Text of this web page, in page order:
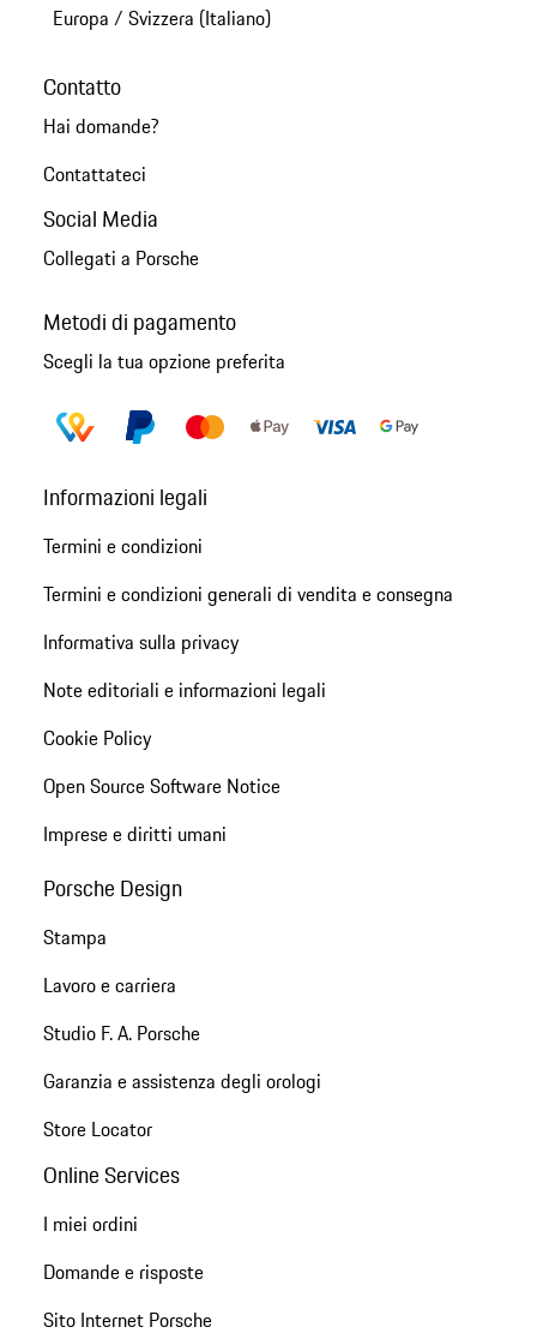
Europa / Svizzera (Italiano)
Contatto
Hai domande?
Contattateci
Social Media
Collegati a Porsche
Metodi di pagamento
Scegli la tua opzione preferita
Informazioni legali
Termini e condizioni
Termini e condizioni generali di vendita e consegna
Informativa sulla privacy
Note editoriali e informazioni legali
Cookie Policy
Open Source Software Notice
Imprese e diritti umani
Porsche Design
Stampa
Lavoro e carriera
Studio F. A. Porsche
Garanzia e assistenza degli orologi
Store Locator
Online Services
I miei ordini
Domande e risposte
Sito Internet Porsche